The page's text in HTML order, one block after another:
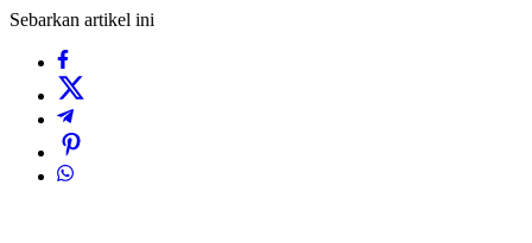
Sebarkan artikel ini